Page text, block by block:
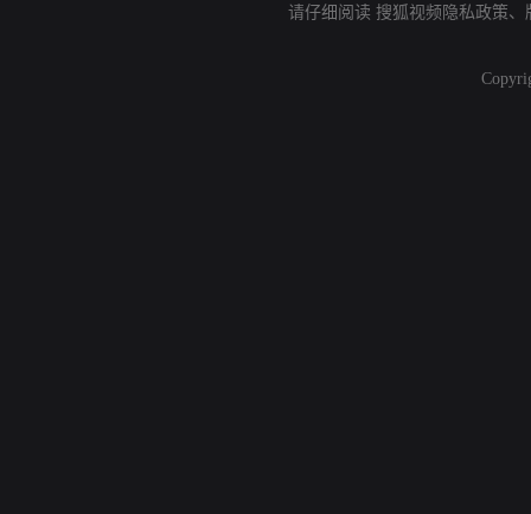
请仔细阅读 搜狐视频隐私政策、